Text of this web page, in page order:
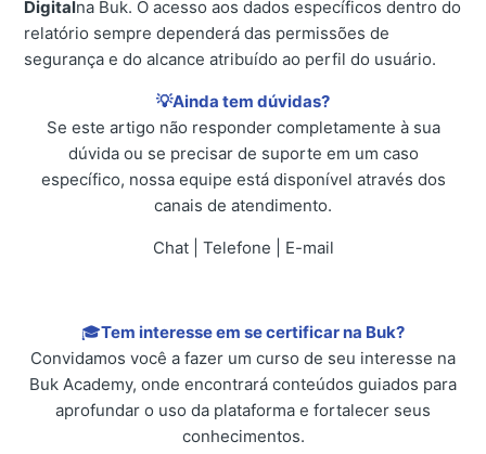
Digitalna Buk. O acesso aos dados específicos dentro do
relatório sempre dependerá das permissões de
segurança e do alcance atribuído ao perfil do usuário.
💡Ainda tem dúvidas?
Se este artigo não responder completamente à sua
dúvida ou se precisar de suporte em um caso
específico, nossa equipe está disponível através dos
canais de atendimento.
Chat | Telefone | E-mail
🎓Tem interesse em se certificar na Buk?
Convidamos você a fazer um curso de seu interesse na
Buk Academy, onde encontrará conteúdos guiados para
aprofundar o uso da plataforma e fortalecer seus
conhecimentos.